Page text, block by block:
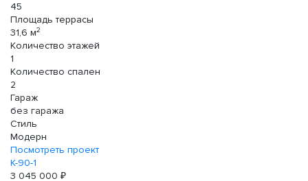
45
Площадь террасы
31,6 м2
Количество этажей
1
Количество спален
2
Гараж
без гаража
Стиль
Модерн
Посмотреть проект
К-90-1
3 045 000 ₽